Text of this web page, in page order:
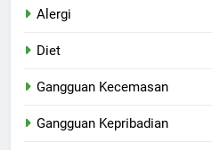
Alergi
Diet
Gangguan Kecemasan
Gangguan Kepribadian